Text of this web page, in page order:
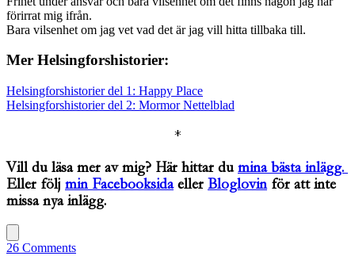
förirrat mig ifrån.
Bara vilsenhet om jag vet vad det är jag vill hitta tillbaka till.
Mer Helsingforshistorier:
Helsingforshistorier del 1: Happy Place
Helsingforshistorier del 2: Mormor Nettelblad
*
Vill du läsa mer av mig? Här hittar dumina bästa inlägg.
Eller följ min Facebooksidaeller Bloglovinför att inte
missa nya inlägg.
26 Comments